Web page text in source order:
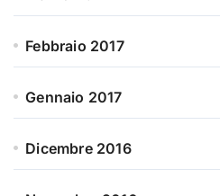
Febbraio 2017
Gennaio 2017
Dicembre 2016